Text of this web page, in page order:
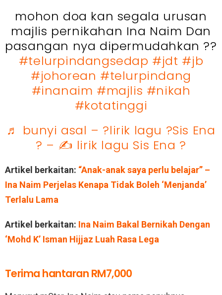
mohon doa kan segala urusan
majlis pernikahan Ina Naim Dan
pasangan nya dipermudahkan ??
#telurpindangsedap #jdt #jb
#johorean #telurpindang
#inanaim #majlis #nikah
#kotatinggi
♬ bunyi asal – ?️lirik lagu ?Sis Ena
?️ – ✍️ lirik lagu Sis Ena ?
Artikel berkaitan: “Anak-anak saya perlu belajar” –
Ina Naim Perjelas Kenapa Tidak Boleh ‘Menjanda’
Terlalu Lama
Artikel berkaitan: Ina Naim Bakal Bernikah Dengan
‘Mohd K’ Isman Hijjaz Luah Rasa Lega
Terima hantaran RM7,000